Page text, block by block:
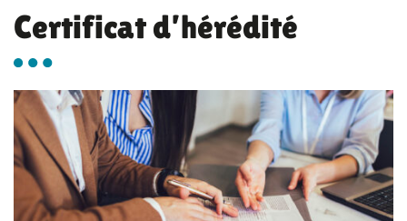
Certificat d’hérédité